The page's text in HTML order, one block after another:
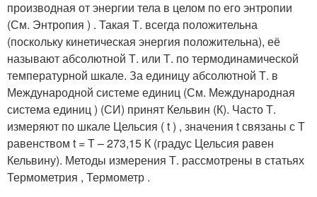
производная от энергии тела в целом по его энтропии
(См. Энтропия ) . Такая Т. всегда положительна
(поскольку кинетическая энергия положительна), её
называют абсолютной Т. или Т. по термодинамической
температурной шкале. За единицу абсолютной Т. в
Международной системе единиц (См. Международная
система единиц ) (СИ) принят Кельвин (К). Часто Т.
измеряют по шкале Цельсия ( t ) , значения t связаны с Т
равенством t = Т – 273,15 К (градус Цельсия равен
Кельвину). Методы измерения Т. рассмотрены в статьях
Термометрия , Термометр .